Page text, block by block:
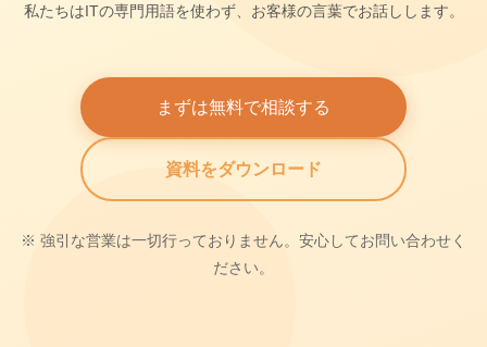
私たちはITの専門用語を使わず、お客様の言葉でお話しします。
まずは無料で相談する
資料をダウンロード
※ 強引な営業は一切行っておりません。安心してお問い合わせく
ださい。